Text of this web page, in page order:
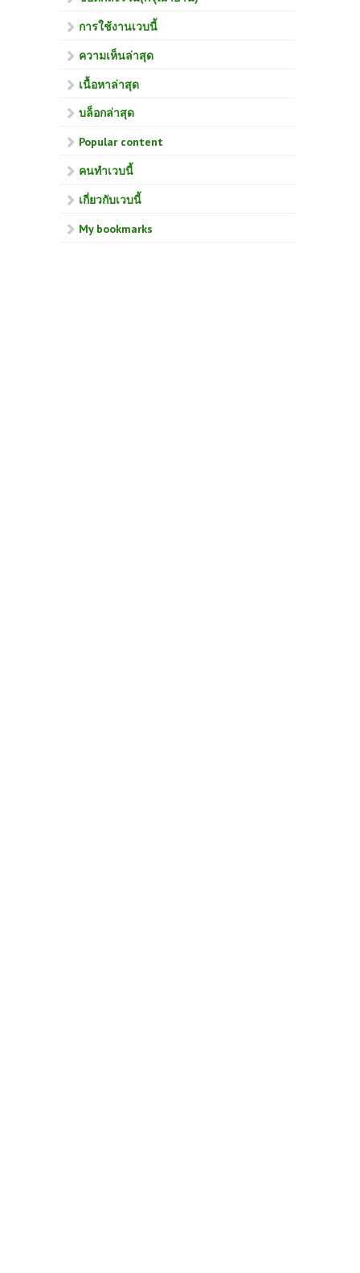
การใช้งานเวบนี้
ความเห็นล่าสุด
เนื้อหาล่าสุด
บล็อกล่าสุด
Popular content
คนทำเวบนี้
เกี่ยวกับเวบนี้
My bookmarks